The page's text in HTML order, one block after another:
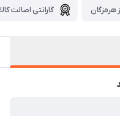
هرمزگان گارانتی اصالت کالا